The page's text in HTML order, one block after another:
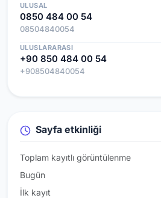
ULUSAL
0850 484 00 54
08504840054
ULUSLARARASI
+90 850 484 00 54
+908504840054
Sayfa etkinliği
Toplam kayıtlı görüntülenme
Bugün
İlk kayıt